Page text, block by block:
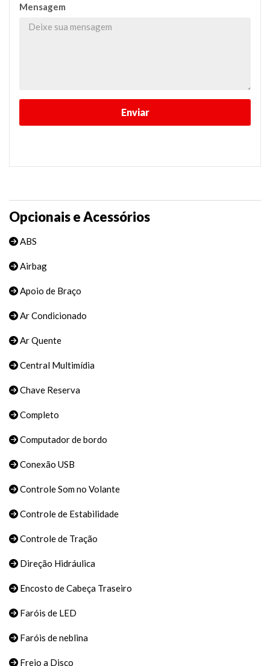
Mensagem
Opcionais e Acessórios
ABS
Airbag
Apoio de Braço
Ar Condicionado
Ar Quente
Central Multimídia
Chave Reserva
Completo
Computador de bordo
Conexão USB
Controle Som no Volante
Controle de Estabilidade
Controle de Tração
Direção Hidráulica
Encosto de Cabeça Traseiro
Faróis de LED
Faróis de neblina
Freio a Disco